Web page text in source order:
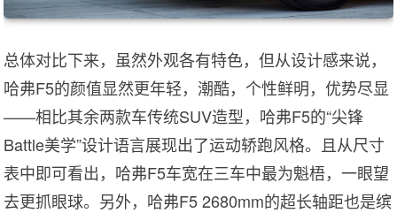
总体对比下来，虽然外观各有特色，但从设计感来说，
哈弗F5的颜值显然更年轻，潮酷，个性鲜明，优势尽显
——相比其余两款车传统SUV造型，哈弗F5的“尖锋
Battle美学”设计语言展现出了运动轿跑风格。且从尺寸
表中即可看出，哈弗F5车宽在三车中最为魁梧，一眼望
去更抓眼球。另外，哈弗F5 2680mm的超长轴距也是缤